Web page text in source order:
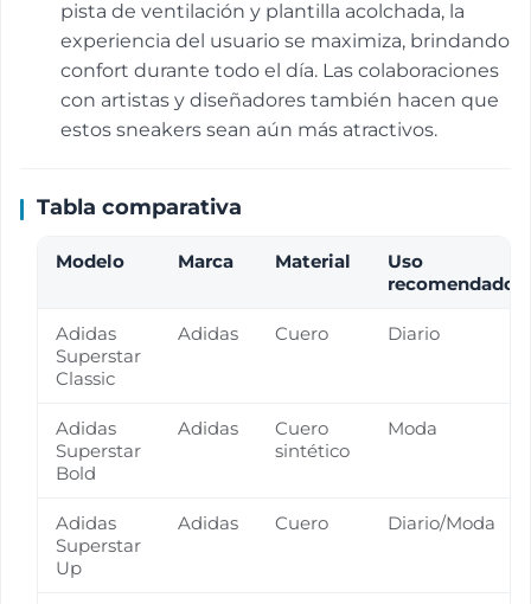
pista de ventilación y plantilla acolchada, la
experiencia del usuario se maximiza, brindando
confort durante todo el día. Las colaboraciones
con artistas y diseñadores también hacen que
estos sneakers sean aún más atractivos.
Tabla comparativa
Modelo Marca Material
Uso
recomendado
Adidas
Superstar
Classic
Adidas Cuero Diario
Adidas
Superstar
Bold
Adidas
Cuero
sintético
Moda
Adidas
Superstar
Up
Adidas Cuero Diario/Moda